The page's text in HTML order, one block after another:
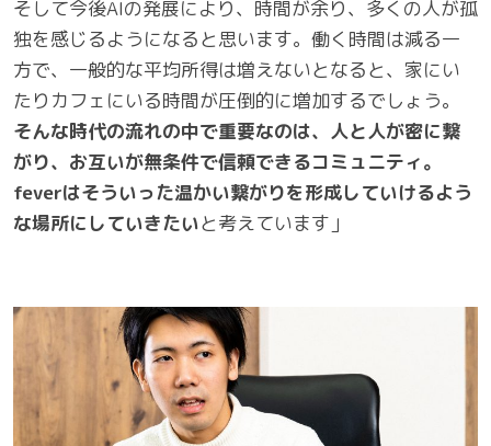
そして今後AIの発展により、時間が余り、多くの人が孤
独を感じるようになると思います。働く時間は減る一
方で、一般的な平均所得は増えないとなると、家にい
たりカフェにいる時間が圧倒的に増加するでしょう。
そんな時代の流れの中で重要なのは、人と人が密に繋
がり、お互いが無条件で信頼できるコミュニティ。
feverはそういった温かい繋がりを形成していけるよう
な場所にしていきたいと考えています」